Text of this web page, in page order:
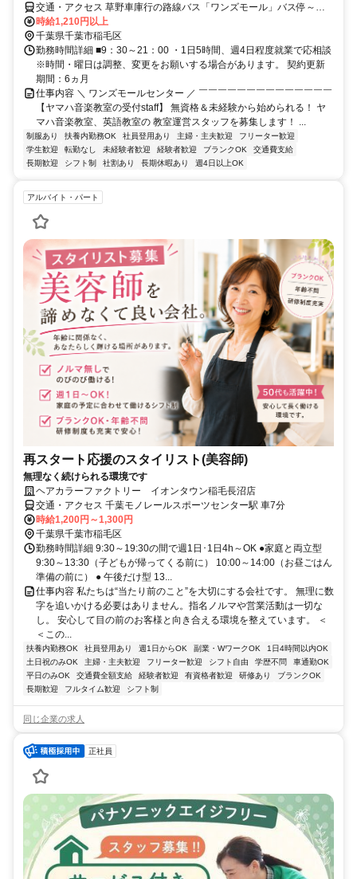
交通・アクセス 草野車庫行の路線バス「ワンズモール」バス停～徒
歩1分
時給1,210円以上
千葉県千葉市稲毛区
勤務時間詳細 ■9：30～21：00 ・1日5時間、週4日程度就業で応相談
※時間・曜日は調整、変更をお願いする場合があります。 契約更新
期間：6ヵ月
仕事内容 ＼ ワンズモールセンター ／ ￣￣￣￣￣￣￣￣￣￣￣￣￣￣
【ヤマハ音楽教室の受付staff】 無資格＆未経験から始められる！ ヤ
マハ音楽教室、英語教室の 教室運営スタッフを募集します！ ...
制服あり 扶養内勤務OK 社員登用あり 主婦・主夫歓迎
フリーター歓迎
学生歓迎
転勤なし 未経験者歓迎 経験者歓迎 ブランクOK
交通費支給
長期歓迎
シフト制 社割あり 長期休暇あり 週4日以上OK
アルバイト・パート
再スタート応援のスタイリスト(美容師)
無理なく続けられる環境です
ヘアカラーファクトリー イオンタウン稲毛長沼店
交通・アクセス 千葉モノレールスポーツセンター駅 車7分
時給1,200円～1,300円
千葉県千葉市稲毛区
勤務時間詳細 9:30～19:30の間で週1日･1日4h～OK ●家庭と両立型
9:30～13:30（子どもが帰ってくる前に） 10:00～14:00（お昼ごはん
準備の前に） ● 午後だけ型 13...
仕事内容 私たちは“当たり前のこと”を大切にする会社です。 無理に数
字を追いかける必要はありません。指名ノルマや営業活動は一切な
し。 安心して目の前のお客様と向き合える環境を整えています。 ＜
＜この...
扶養内勤務OK 社員登用あり 週1日からOK 副業・WワークOK
1日4時間以内OK
土日祝のみOK
主婦・主夫歓迎 フリーター歓迎 シフト自由 学歴不問
車通勤OK
平日のみOK
交通費全額支給 経験者歓迎 有資格者歓迎 研修あり
ブランクOK
長期歓迎
フルタイム歓迎 シフト制
同じ企業の求人
正社員